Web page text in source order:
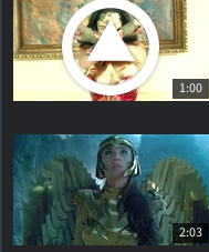
1:00
2:03